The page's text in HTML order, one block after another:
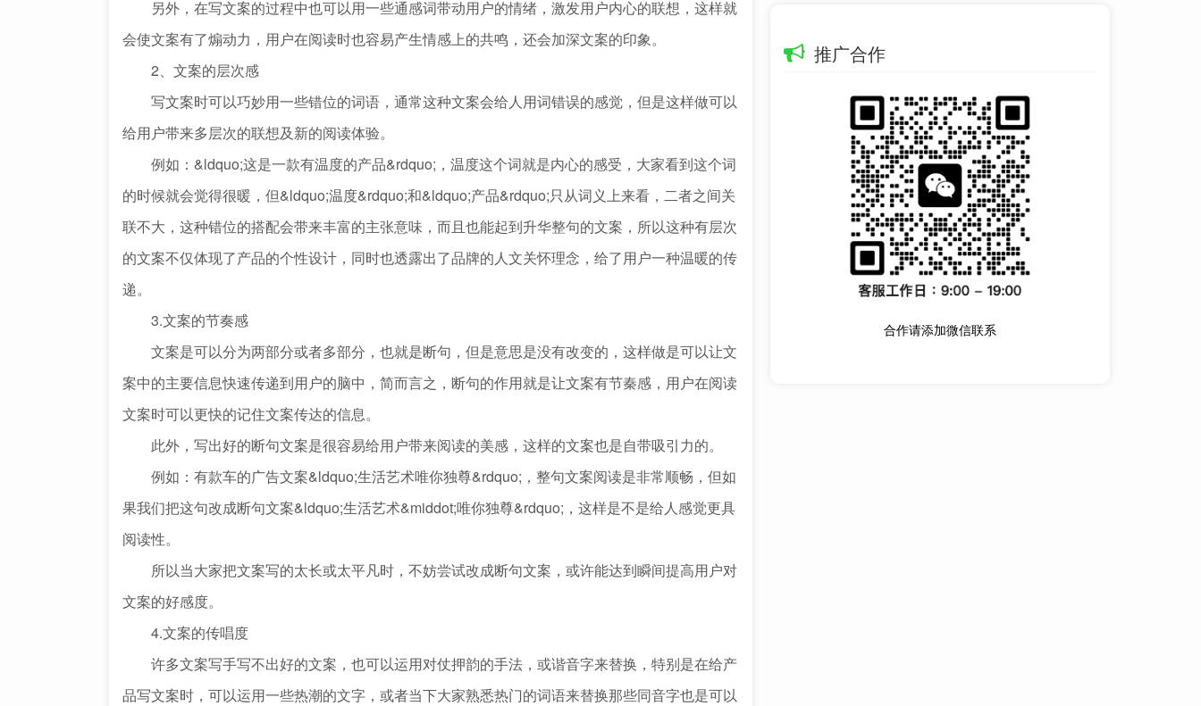
另外，在写文案的过程中也可以用一些通感词带动用户的情绪，激发用户内心的联想，这样就
会使文案有了煽动力，用户在阅读时也容易产生情感上的共鸣，还会加深文案的印象。
2、文案的层次感
写文案时可以巧妙用一些错位的词语，通常这种文案会给人用词错误的感觉，但是这样做可以
给用户带来多层次的联想及新的阅读体验。
例如：&ldquo;这是一款有温度的产品&rdquo;，温度这个词就是内心的感受，大家看到这个词
的时候就会觉得很暖，但&ldquo;温度&rdquo;和&ldquo;产品&rdquo;只从词义上来看，二者之间关
联不大，这种错位的搭配会带来丰富的主张意味，而且也能起到升华整句的文案，所以这种有层次
的文案不仅体现了产品的个性设计，同时也透露出了品牌的人文关怀理念，给了用户一种温暖的传
递。
3.文案的节奏感
文案是可以分为两部分或者多部分，也就是断句，但是意思是没有改变的，这样做是可以让文
案中的主要信息快速传递到用户的脑中，简而言之，断句的作用就是让文案有节秦感，用户在阅读
文案时可以更快的记住文案传达的信息。
此外，写出好的断句文案是很容易给用户带来阅读的美感，这样的文案也是自带吸引力的。
例如：有款车的广告文案&ldquo;生活艺术唯你独尊&rdquo;，整句文案阅读是非常顺畅，但如
果我们把这句改成断句文案&ldquo;生活艺术&middot;唯你独尊&rdquo;，这样是不是给人感觉更具
阅读性。
所以当大家把文案写的太长或太平凡时，不妨尝试改成断句文案，或许能达到瞬间提高用户对
文案的好感度。
4.文案的传唱度
许多文案写手写不出好的文案，也可以运用对仗押韵的手法，或谐音字来替换，特别是在给产
品写文案时，可以运用一些热潮的文字，或者当下大家熟悉热门的词语来替换那些同音字也是可以
推广合作
合作请添加微信联系